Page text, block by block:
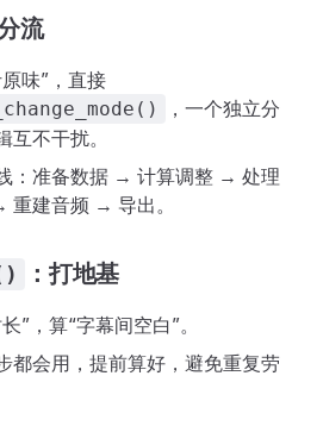
流
味”，直接
，一个独立分
不干扰。
：准备数据 → 计算调整 → 处理
建音频 → 导出。
：打地基
”，算“字幕间空白”。
都会用，提前算好，避免重复劳